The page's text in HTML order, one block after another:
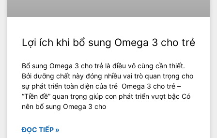
Lợi ích khi bổ sung Omega 3 cho trẻ
Bổ sung Omega 3 cho trẻ là điều vô cùng cần thiết.
Bởi dưỡng chất này đóng nhiều vai trò quan trọng cho
sự phát triển toàn diện của trẻ Omega 3 cho trẻ –
“Tiền đề” quan trọng giúp con phát triển vượt bậc Có
nên bổ sung Omega 3 cho
ĐỌC TIẾP »